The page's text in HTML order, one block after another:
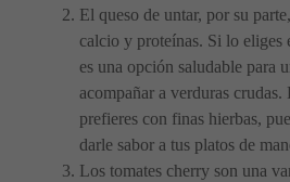
El queso de untar, por su
calcio y proteínas. Si lo eliges
es una opción saludable para
acompañar a verduras
prefieres con finas hierbas,
darle sabor a tus platos de
Los tomates cherry son una